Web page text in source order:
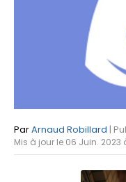
ParArnaud Robillard |
Mis à jour le 06 Juin. 2023